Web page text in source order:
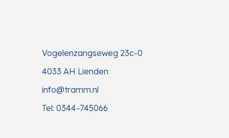
Vogelenzangseweg 23c-0
4033 AH Lienden
info@tramm.nl
Tel: 0344-745066